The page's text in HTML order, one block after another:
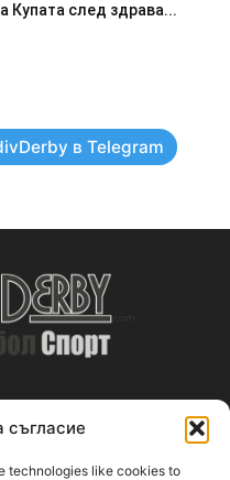
съгласие
technologies like cookies to
Купата след здрава...
в Telegram
US